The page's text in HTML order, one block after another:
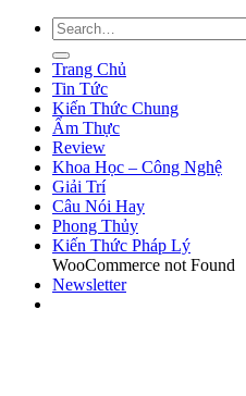
Trang Chủ
Tin Tức
Kiến Thức Chung
Ẩm Thực
Review
Khoa Học – Công Nghệ
Giải Trí
Câu Nói Hay
Phong Thủy
Kiến Thức Pháp Lý
WooCommerce not Found
Newsletter